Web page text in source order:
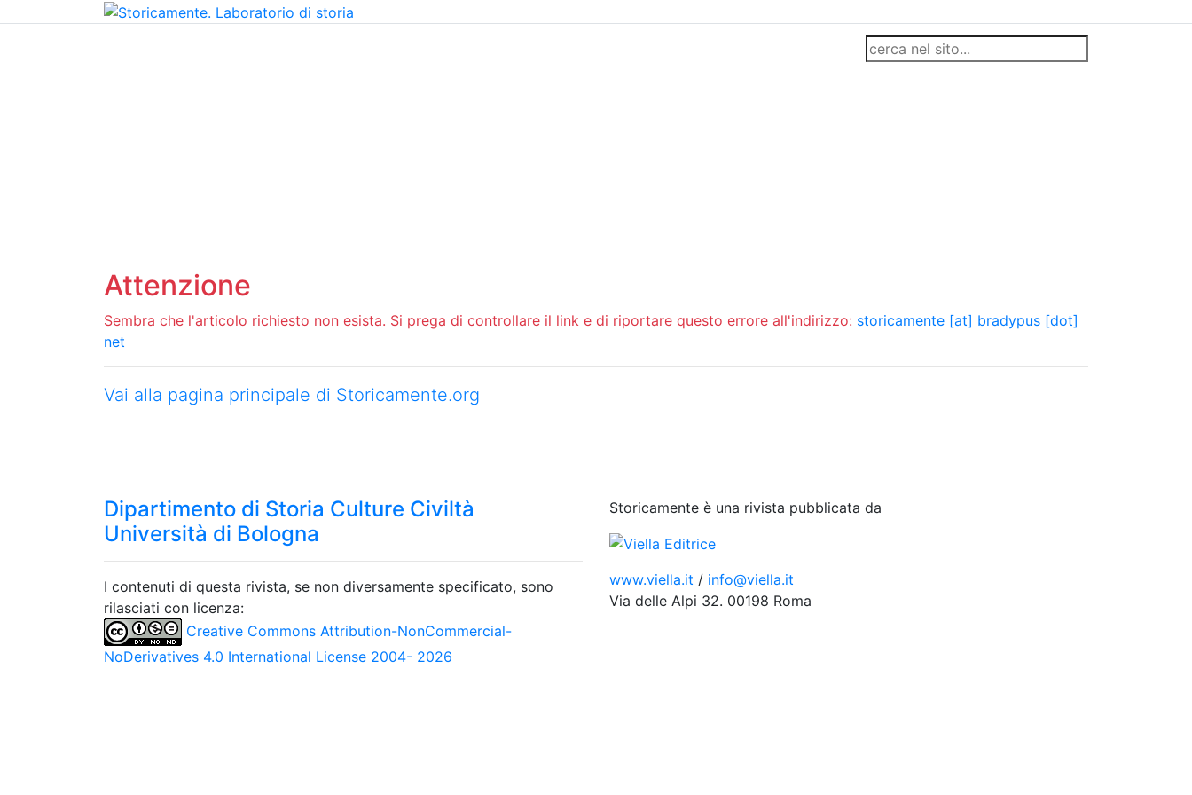
Attenzione
Sembra che l'articolo richiesto non esista. Si prega di controllare il link e di riportare questo errore all'indirizzo: storicamente [at] bradypus [dot]
net
Vai alla pagina principale di Storicamente.org
Dipartimento di Storia Culture Civiltà
Università di Bologna
I contenuti di questa rivista, se non diversamente specificato, sono
rilasciati con licenza:
Creative Commons Attribution-NonCommercial-
NoDerivatives 4.0 International License 2004- 2026
Storicamente è una rivista pubblicata da
www.viella.it / info@viella.it
Via delle Alpi 32. 00198 Roma